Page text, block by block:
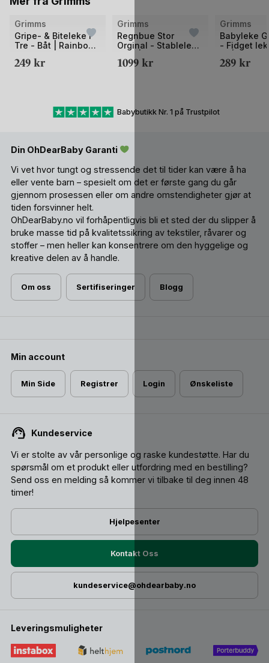
Bilde
av
Grimms
Gripe- & Biteleke i
Tre - Båt | Rainbow
249 kr
Bilde
av
Grimms
Regnbue Stor
Orginal - Stableleke
Leker
1099 kr
Bilde
av
2
Grimms
Babyleke
- Fidget
Grasper
289 kr
Babybutikk Nr. 1 på Trustpilot
Din OhDearBaby Garanti
Vi vet hvor tungt og stressende det til tider kan være å ha
eller vente barn – spesielt om det er første gang du går
gjennom prosessen eller om andre omstendigheter gjør at
tiden forsvinner helt.
OhDearBaby.no vil forhåpentligvis bli et sted der du slipper å
bruke masse tid på kvalitetssikring av tekstiler, råvarer og
stoffer – men heller kan konsentrere om den hyggelige og
kreative delen av å handle.
Om oss Sertifiseringer Blogg
Min account
Min Side Registrer Login Ønskeliste
Kundeservice
Vi er stolte av vår personlige og raske kundestøtte. Har du
spørsmål om et produkt eller utfordring med en bestilling?
Send oss ​​en melding så kommer vi tilbake til deg innen 48
timer!
Hjelpesenter
Kontakt Oss
kundeservice@ohdearbaby.no
Leveringsmuligheter